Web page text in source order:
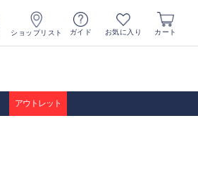
ショップリスト ガイド お気に入り カート
アウトレット